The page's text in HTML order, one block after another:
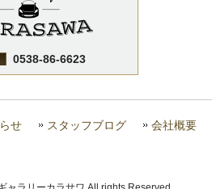
0538-86-6623
せ スタッフブログ 会社概要